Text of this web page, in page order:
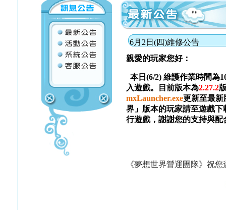
6月2日(四)維修公告
親愛的玩家您好：
本日(6/2) 維護作業時間為
入遊戲。目前版本為2.27.2
mxLauncher.exe更新至最新
界」版本的玩家請至遊戲下
行遊戲，謝謝您的支持與配
《夢想世界營運團隊》祝